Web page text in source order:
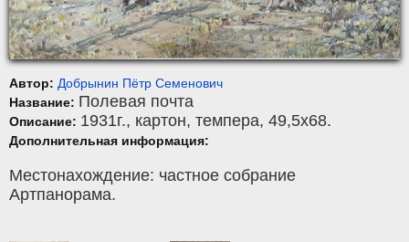
Автор: Добрынин Пётр Семенович
Название: Полевая почта
Описание: 1931г., картон, темпера, 49,5x68.
Дополнительная информация:
Местонахождение: частное собрание
Артпанорама.